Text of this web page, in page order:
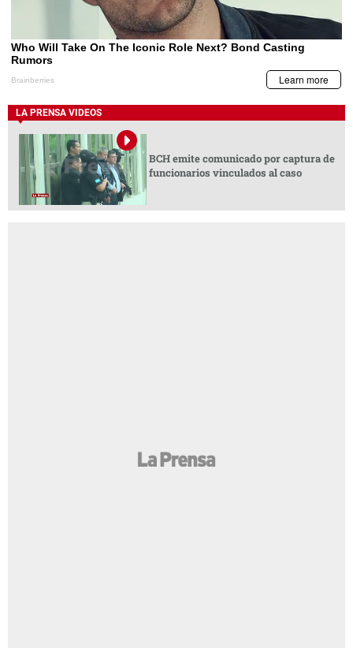
LA PRENSA VIDEOS
BCH emite comunicado por captura de
funcionarios vinculados al caso